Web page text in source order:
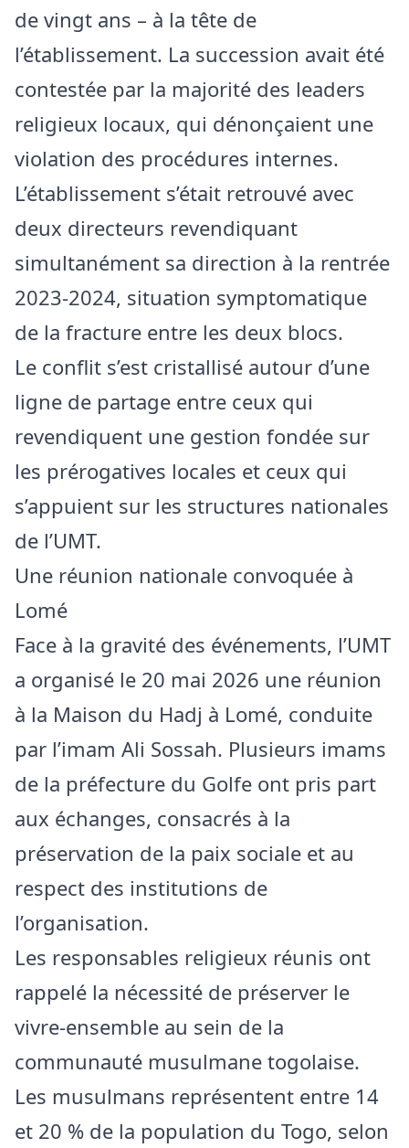
de vingt ans – à la tête de
l’établissement. La succession avait été
contestée par la majorité des leaders
religieux locaux, qui dénonçaient une
violation des procédures internes.
L’établissement s’était retrouvé avec
deux directeurs revendiquant
simultanément sa direction à la rentrée
2023-2024, situation symptomatique
de la fracture entre les deux blocs.
Le conflit s’est cristallisé autour d’une
ligne de partage entre ceux qui
revendiquent une gestion fondée sur
les prérogatives locales et ceux qui
s’appuient sur les structures nationales
de l’UMT.
Une réunion nationale convoquée à
Lomé
Face à la gravité des événements, l’UMT
a organisé le 20 mai 2026 une réunion
à la Maison du Hadj à Lomé, conduite
par l’imam Ali Sossah. Plusieurs imams
de la préfecture du Golfe ont pris part
aux échanges, consacrés à la
préservation de la paix sociale et au
respect des institutions de
l’organisation.
Les responsables religieux réunis ont
rappelé la nécessité de préserver le
vivre-ensemble au sein de la
communauté musulmane togolaise.
Les musulmans représentent entre 14
et 20 % de la population du Togo, selon